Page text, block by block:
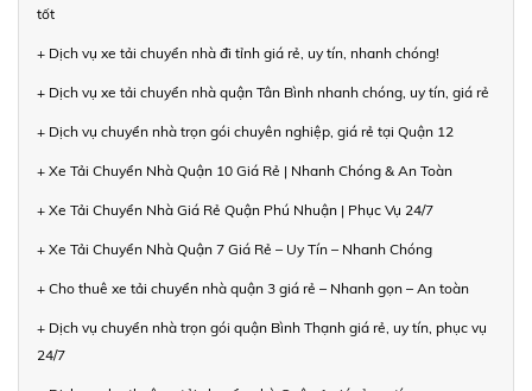
tốt
+ Dịch vụ xe tải chuyển nhà đi tỉnh giá rẻ, uy tín, nhanh chóng!
+ Dịch vụ xe tải chuyển nhà quận Tân Bình nhanh chóng, uy tín, giá rẻ
+ Dịch vụ chuyển nhà trọn gói chuyên nghiệp, giá rẻ tại Quận 12
+ Xe Tải Chuyển Nhà Quận 10 Giá Rẻ | Nhanh Chóng & An Toàn
+ Xe Tải Chuyển Nhà Giá Rẻ Quận Phú Nhuận | Phục Vụ 24/7
+ Xe Tải Chuyển Nhà Quận 7 Giá Rẻ – Uy Tín – Nhanh Chóng
+ Cho thuê xe tải chuyển nhà quận 3 giá rẻ – Nhanh gọn – An toàn
+ Dịch vụ chuyển nhà trọn gói quận Bình Thạnh giá rẻ, uy tín, phục vụ
24/7